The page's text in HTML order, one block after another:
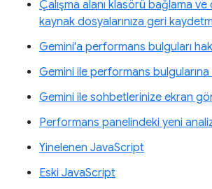
Çalışma alanı klasörü bağlama ve
kaynak dosyalarınıza geri
Gemini'a performans bulguları
Gemini ile performans bulgularına
Gemini ile sohbetlerinize ekran
Performans panelindeki yeni
Yinelenen JavaScript
Eski JavaScript